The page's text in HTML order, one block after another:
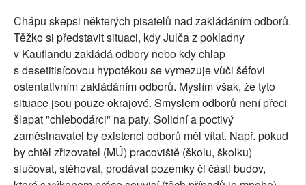
Chápu skepsi některých pisatelů nad zakládáním odborů.
Těžko si představit situaci, kdy Julča z pokladny
v Kauflandu zakládá odbory nebo kdy chlap
s desetitisícovou hypotékou se vymezuje vůči šéfovi
ostentativním zakládáním odborů. Myslím však, že tyto
situace jsou pouze okrajové. Smyslem odborů není přeci
šlapat "chlebodárci" na paty. Solidní a poctivý
zaměstnavatel by existenci odborů měl vítat. Např. pokud
by chtěl zřizovatel (MÚ) pracoviště (školu, školku)
slučovat, stěhovat, prodávat pozemky či části budov,